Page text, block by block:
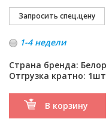
1-4 недели
Страна бренда:
Отгрузка кратно:
В корзину